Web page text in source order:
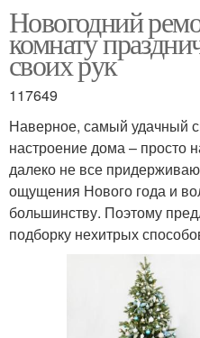
Новогодний
комнату
своих рук
117649
Наверное, самый удачный
настроение дома – просто
далеко не все
ощущения Нового года и
большинству. Поэтому
подборку нехитрых